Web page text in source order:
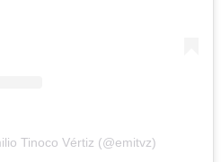
Tinoco Vértiz (@emitvz)